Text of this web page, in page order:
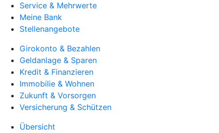
Service & Mehrwerte
Meine Bank
Stellenangebote
Girokonto & Bezahlen
Geldanlage & Sparen
Kredit & Finanzieren
Immobilie & Wohnen
Zukunft & Vorsorgen
Versicherung & Schützen
Übersicht